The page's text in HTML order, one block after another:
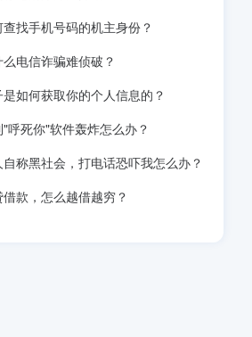
找手机号码的机主身份？
么电信诈骗难侦破？
如何获取你的个人信息的？
呼死你"软件轰炸怎么办？
称黑社会，打电话恐吓我怎么办？
借款，怎么越借越穷？